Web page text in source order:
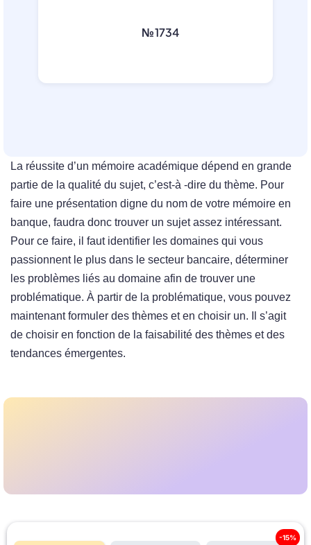
№1734
La réussite d’un mémoire académique dépend en grande
partie de la qualité du sujet, c’est-à -dire du thème. Pour
faire une présentation digne du nom de votre mémoire en
banque, faudra donc trouver un sujet assez intéressant.
Pour ce faire, il faut identifier les domaines qui vous
passionnent le plus dans le secteur bancaire, déterminer
les problèmes liés au domaine afin de trouver une
problématique. À partir de la problématique, vous pouvez
maintenant formuler des thèmes et en choisir un. Il s’agit
de choisir en fonction de la faisabilité des thèmes et des
tendances émergentes.
-15%